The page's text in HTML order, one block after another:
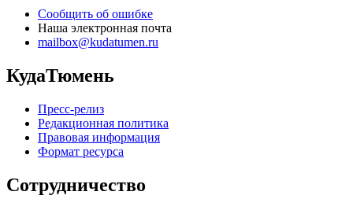
Сообщить об ошибке
Наша электронная почта
mailbox@kudatumen.ru
КудаТюмень
Пресс-релиз
Редакционная политика
Правовая информация
Формат ресурса
Сотрудничество